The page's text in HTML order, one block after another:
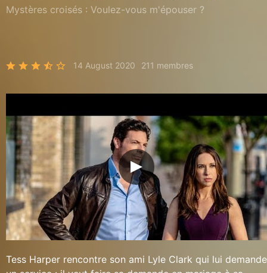
Mystères croisés : Voulez-vous m'épouser ?
14 August 2020 211 membres
Tess Harper rencontre son ami Lyle Clark qui lui demande